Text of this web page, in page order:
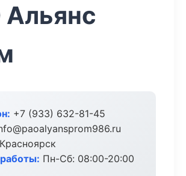
+7 (933) 632-81-45
Красноярск
Пн-Сб: 08:00-20:00